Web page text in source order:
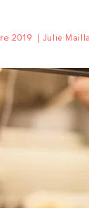
2019 Julie